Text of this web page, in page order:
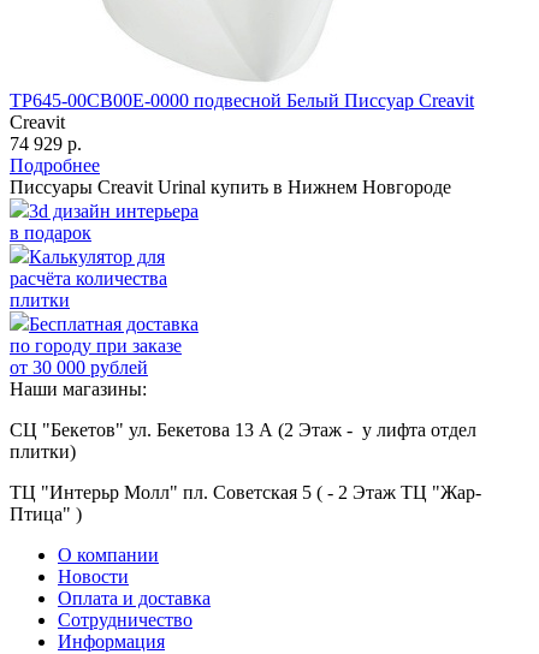
TP645-00CB00E-0000 подвесной Белый Писсуар Creavit
Creavit
74 929 р.
Подробнее
Писсуары Creavit Urinal купить в Нижнем Новгороде
3d дизайн интерьера
в подарок
Калькулятор для
расчёта количества
плитки
Бесплатная доставка
по городу при заказе
от 30 000 рублей
Наши магазины:
СЦ "Бекетов" ул. Бекетова 13 А (2 Этаж - у лифта отдел
плитки)
ТЦ "Интерьр Молл" пл. Советская 5 ( - 2 Этаж ТЦ "Жар-
Птица" )
О компании
Новости
Оплата и доставка
Сотрудничество
Информация